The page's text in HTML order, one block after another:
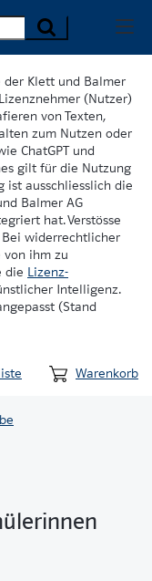
Klett und Balmer
(Nutzer)
von Texten,
zum Nutzen oder
ChatGPT und
gilt für die Nutzung
ist ausschliesslich die
Balmer AG
hat. Verstösse
widerrechtlicher
ihm zu
die Lizenz-
Intelligenz.
(Stand
Warenkorb